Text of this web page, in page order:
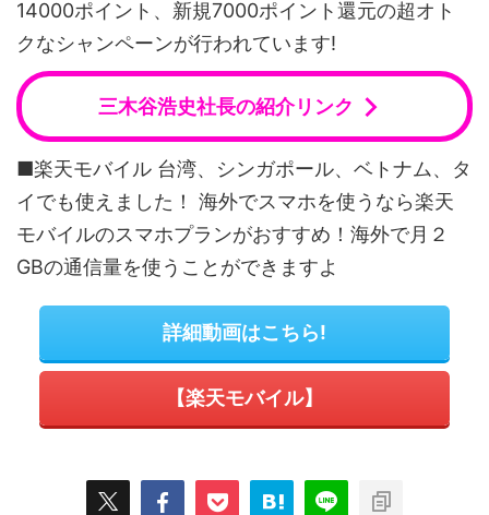
14000ポイント、新規7000ポイント還元の超オト
クなシャンペーンが行われています!
三木谷浩史社長の紹介リンク
■楽天モバイル 台湾、シンガポール、ベトナム、タ
イでも使えました！ 海外でスマホを使うなら楽天
モバイルのスマホプランがおすすめ！海外で月２
GBの通信量を使うことができますよ
詳細動画はこちら!
【楽天モバイル】